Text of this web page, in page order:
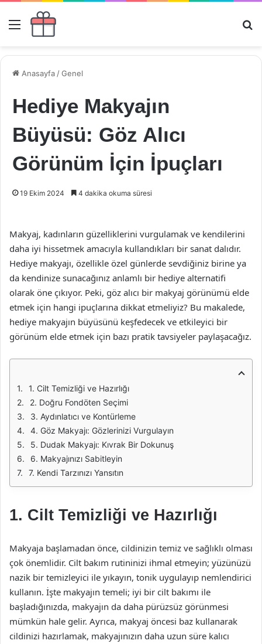
Menü
Anasayfa /Genel
Hediye Makyajın
Büyüsü: Göz Alıcı
Görünüm İçin İpuçları
19 Ekim 2024 4 dakika okuma süresi
Makyaj, kadınların güzelliklerini vurgulamak ve kendilerini
daha iyi hissetmek amacıyla kullandıkları bir sanat dalıdır.
Hediye makyajı, özellikle özel günlerde sevdiğiniz birine ya
da kendinize sunacağınız anlamlı bir hediye alternatifi
olarak öne çıkıyor. Peki, göz alıcı bir makyaj görünümü elde
etmek için hangi ipuçlarına dikkat etmeliyiz? Bu makalede,
hediye makyajın büyüsünü keşfedecek ve etkileyici bir
görünüm elde etmek için bazı pratik tavsiyeler paylaşacağız.
1. Cilt Temizliği ve Hazırlığı
2. Doğru Fondöten Seçimi
3. Aydınlatıcı ve Kontürleme
4. Göz Makyajı: Gözlerinizi Vurgulayın
5. Dudak Makyajı: Kıvrak Bir Dokunuş
6. Makyajınızı Sabitleyin
7. Kendi Tarzınızı Yansıtın
1. Cilt Temizliği ve Hazırlığı
Makyaja başlamadan önce, cildinizin temiz ve sağlıklı olması
çok önemlidir. Cilt bakım rutininizi ihmal etmeyin; yüzünüzü
nazik bir temizleyici ile yıkayın, tonik uygulayıp nemlendirici
kullanın. İşte makyajın temeli; iyi bir cilt bakımı ile
başladığınızda, makyajın da daha pürüzsüz görünmesi
mümkün hale gelir. Ayrıca, makyaj öncesi baz kullanarak
cildinizi hazırlamak, makyajınızın daha uzun süre kalıcı